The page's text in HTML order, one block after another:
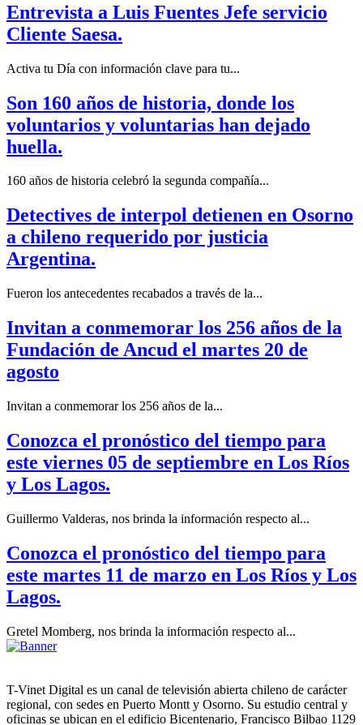
Entrevista a Luis Fuentes Jefe servicio
Cliente Saesa.
Activa tu Día con información clave para tu...
Son 160 años de historia, donde los
voluntarios y voluntarias han dejado
huella.
160 años de historia celebró la segunda compañía...
Detectives de interpol detienen en Osorno
a chileno requerido por justicia
Argentina.
Fueron los antecedentes recabados a través de la...
Invitan a conmemorar los 256 años de la
Fundación de Ancud el martes 20 de
agosto
Invitan a conmemorar los 256 años de la...
Conozca el pronóstico del tiempo para
este viernes 05 de septiembre en Los Ríos
y Los Lagos.
Guillermo Valderas, nos brinda la información respecto al...
Conozca el pronóstico del tiempo para
este martes 11 de marzo en Los Ríos y Los
Lagos.
Gretel Momberg, nos brinda la información respecto al...
T-Vinet Digital es un canal de televisión abierta chileno de carácter
regional, con sedes en Puerto Montt y Osorno. Su estudio central y
oficinas se ubican en el edificio Bicentenario, Francisco Bilbao 1129